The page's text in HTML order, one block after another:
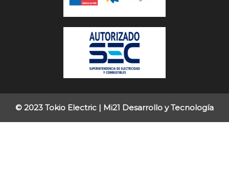
© 2023 Tokio Electric | Mi21 Desarrollo y Tecnología